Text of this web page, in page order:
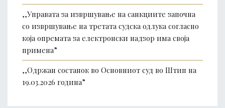
,,Управата за извршување на санкциите започна
со извршување на третата судска одлука согласно
која опремата за електронски надзор има своја
примена”
,,Одржан состанок во Основниот суд во Штип на
19.03.2026 година”